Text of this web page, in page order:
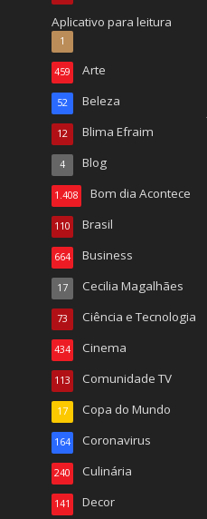
Aplicativo para leitura
1
Arte
459
Beleza
52
Blima Efraim
12
Blog
4
Bom dia Acontece
1.408
Brasil
110
Business
664
Cecilia Magalhães
17
Ciência e Tecnologia
73
Cinema
434
Comunidade TV
113
Copa do Mundo
17
Coronavirus
164
Culinária
240
Decor
141